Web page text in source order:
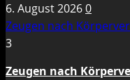
6. August 20260
Zeugen nach
3
Zeugen nach